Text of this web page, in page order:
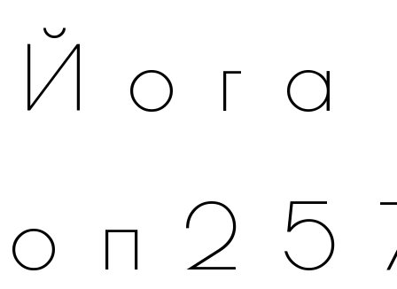
Йога